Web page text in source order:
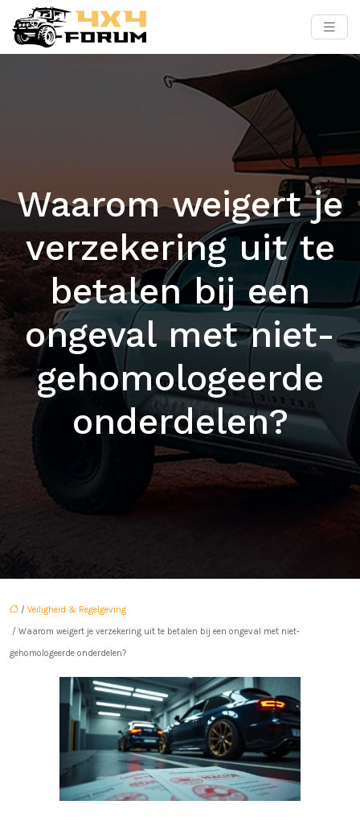
Waarom weigert je
verzekering uit te
betalen bij een
ongeval met niet-
gehomologeerde
onderdelen?
/ Veiligheid & Regelgeving
/ Waarom weigert je verzekering uit te betalen bij een ongeval met niet-
gehomologeerde onderdelen?